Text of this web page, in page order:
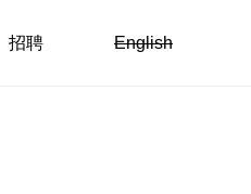
English
招聘